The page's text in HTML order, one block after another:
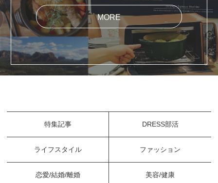
MORE
特集記事 DRESS部活
ライフスタイル ファッション
恋愛/結婚/離婚 美容/健康